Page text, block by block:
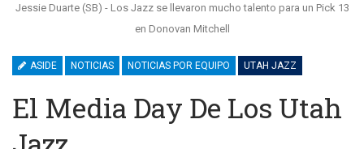
Jessie Duarte (SB) - Los Jazz se llevaron mucho talento para un Pick 13
en Donovan Mitchell
ASIDE NOTICIAS NOTICIAS POR EQUIPO UTAH JAZZ
El Media Day De Los Utah